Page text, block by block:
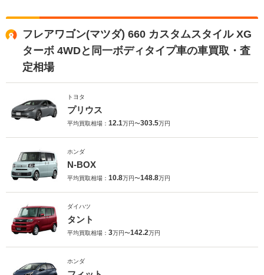
フレアワゴン(マツダ) 660 カスタムスタイル XG
ターボ 4WDと同一ボディタイプ車の車買取・査
定相場
トヨタ
プリウス
平均買取相場： 12.1万円〜303.5万円
ホンダ
N-BOX
平均買取相場： 10.8万円〜148.8万円
ダイハツ
タント
平均買取相場： 3万円〜142.2万円
ホンダ